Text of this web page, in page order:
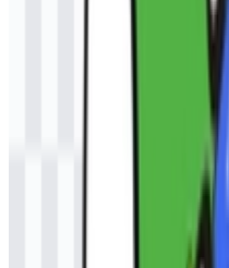
Mengapa format SVG
Format SVG Universitas
diskalakan dengan rapi untuk
aplikasi desain berbasis vector